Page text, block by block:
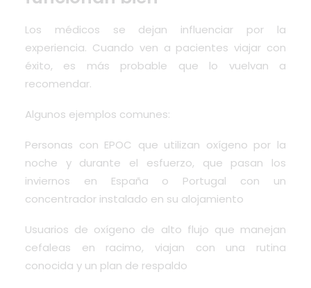
Los médicos se dejan influenciar por la
experiencia. Cuando ven a pacientes viajar con
éxito, es más probable que lo vuelvan a
recomendar.
Algunos ejemplos comunes:
Personas con EPOC que utilizan oxígeno por la
noche y durante el esfuerzo, que pasan los
inviernos en España o Portugal con un
concentrador instalado en su alojamiento
Usuarios de oxígeno de alto flujo que manejan
cefaleas en racimo, viajan con una rutina
conocida y un plan de respaldo